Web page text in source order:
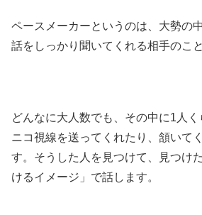
ペースメーカーというのは、大勢の
話をしっかり聞いてくれる相手のこと
どんなに大人数でも、その中に1人
ニコ視線を送ってくれたり、頷いて
す。そうした人を見つけて、見つけ
けるイメージ」で話します。